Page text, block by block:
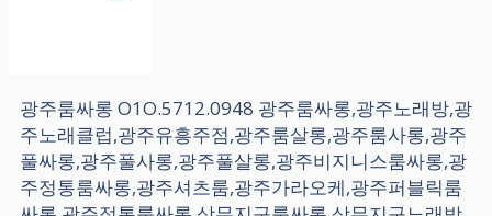
광주룸싸롱 O1O.5712.0948 광주룸싸롱,광주노래방,광
주노래클럽,광주유흥주점,광주룸살롱,광주룸사롱,광주
풀싸롱,광주풀사롱,광주풀살롱,광주비지니스룸싸롱,광
주정통룸싸롱,광주셔츠룸,광주가라오케,광주퍼블릭룸